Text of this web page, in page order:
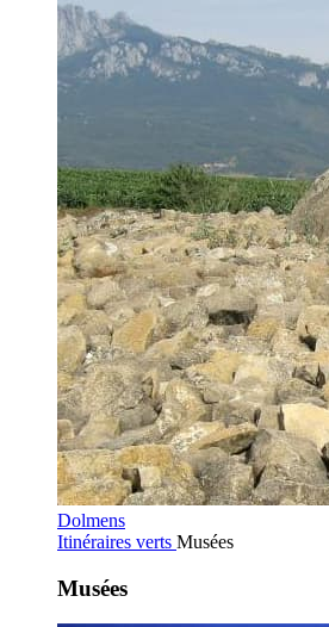
Dolmens
Itinéraires verts Musées
Musées